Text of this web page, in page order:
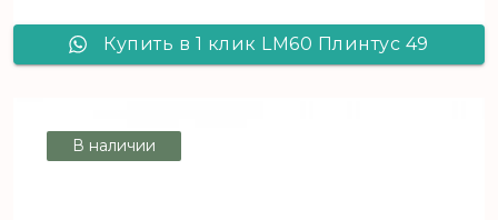
Купить в 1 клик LM60 Плинтус 49
В наличии